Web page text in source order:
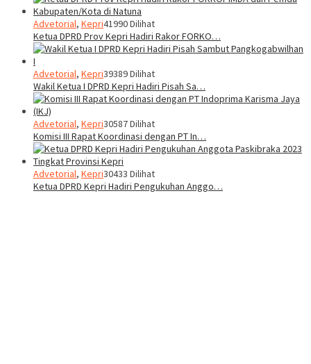
Advetorial, Kepri41990 Dilihat
Ketua DPRD Prov Kepri Hadiri Rakor FORKO…
Advetorial, Kepri39389 Dilihat
Wakil Ketua I DPRD Kepri Hadiri Pisah Sa…
Advetorial, Kepri30587 Dilihat
Komisi III Rapat Koordinasi dengan PT In…
Advetorial, Kepri30433 Dilihat
Ketua DPRD Kepri Hadiri Pengukuhan Anggo…